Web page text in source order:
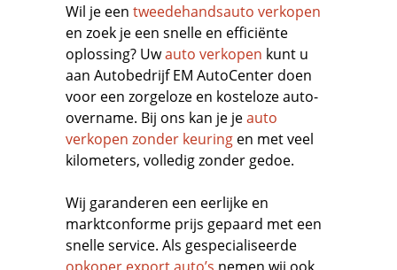
Wil je een tweedehandsauto verkopen
en zoek je een snelle en efficiënte
oplossing? Uwauto verkopen kunt u
aan Autobedrijf EM AutoCenter doen
voor een zorgeloze en kosteloze auto-
overname. Bij ons kan je jeauto
verkopen zonder keuring en met veel
kilometers, volledig zonder gedoe.
Wij garanderen een eerlijke en
marktconforme prijs gepaard met een
snelle service. Als gespecialiseerde